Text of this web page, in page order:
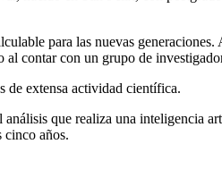
para las nuevas
contar con un grupo de
de extensa actividad científica.
que realiza una inteligencia
cinco años.